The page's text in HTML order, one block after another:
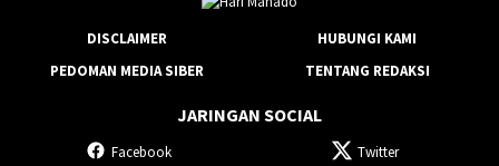
DISCLAIMER
HUBUNGI KAMI
PEDOMAN MEDIA SIBER
TENTANG REDAKSI
JARINGAN SOCIAL
Facebook Twitter